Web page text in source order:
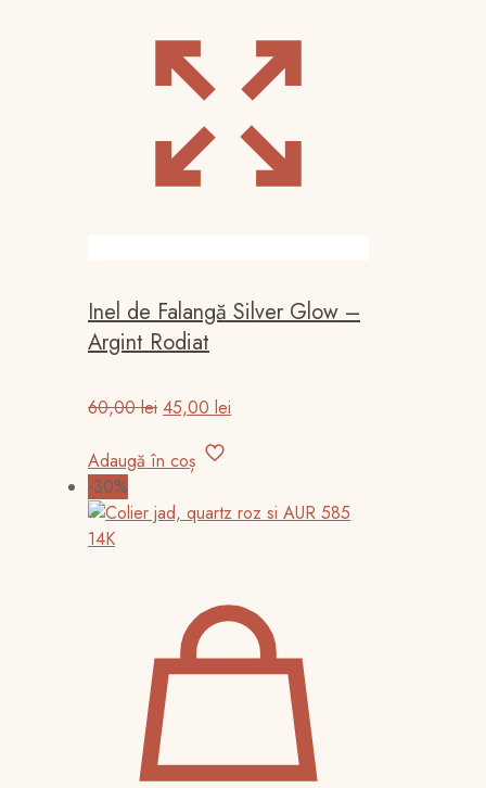
Inel de Falangă Silver Glow –
Argint Rodiat
60,00lei Prețul
a
60,00 lei.
45,00 lei
Adaugă în coș
-30%